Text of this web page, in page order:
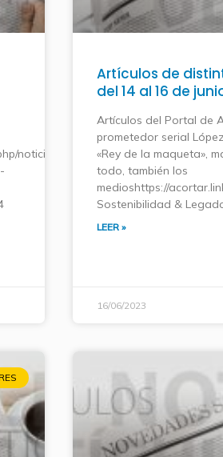
noticias/item/6170-
Artículos de
del 14 al 16 de
Artículos del Portal de
prometedor serial
«Rey de la maqueta»,
todo, también los
medioshttps://
Sostenibilidad &
LEER »
16/06/2023